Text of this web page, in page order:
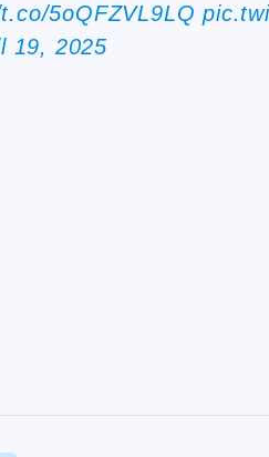
5oQFZVL9LQ
19, 2025